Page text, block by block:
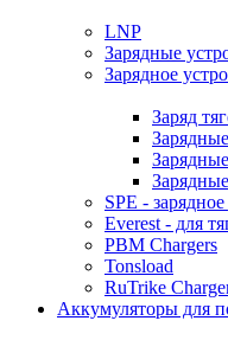
LNP
Зарядные
Зарядное
Заряд
SPE -
Everest - для
PBM Chargers
Tonsload
RuTrike
Аккумуляторы для